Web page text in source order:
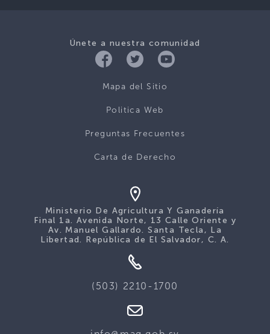
Únete a nuestra comunidad
Mapa del Sitio
Politica Web
Preguntas Frecuentes
Carta de Derecho
Ministerio De Agricultura Y Ganadería
Final 1a. Avenida Norte, 13 Calle Oriente y
Av. Manuel Gallardo. Santa Tecla, La
Libertad. República de El Salvador, C. A.
(503) 2210-1700